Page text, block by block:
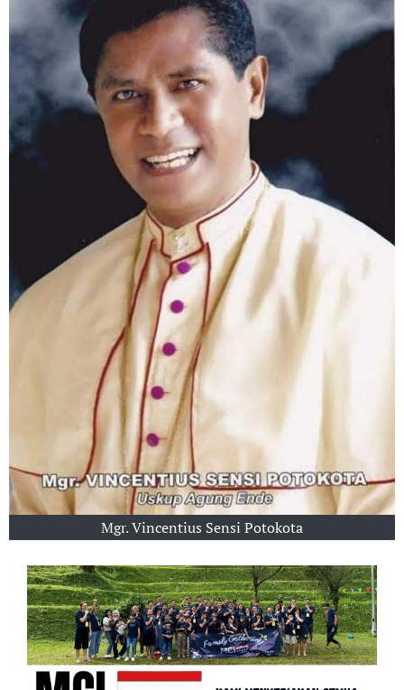
Mgr. Vincentius Sensi Potokota